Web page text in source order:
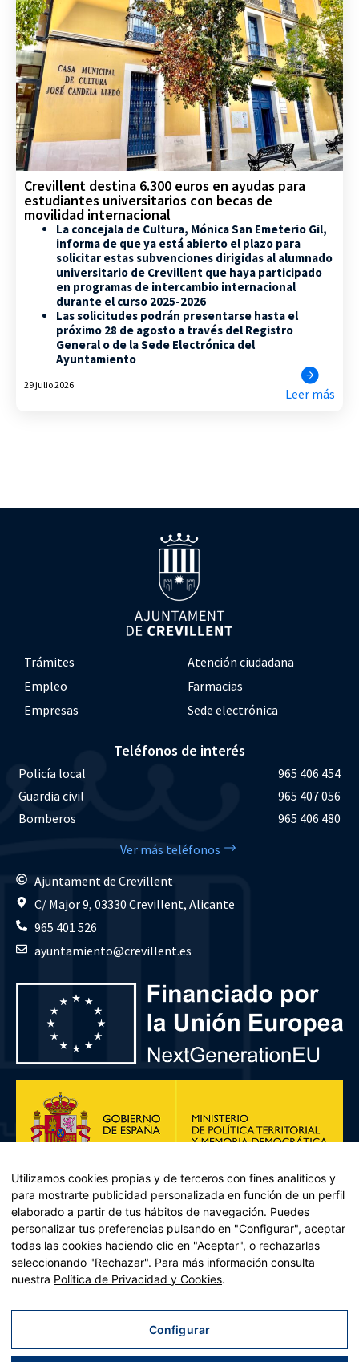
Crevillent destina 6.300 euros en ayudas para
estudiantes universitarios con becas de
movilidad internacional
La concejala de Cultura, Mónica San Emeterio Gil,
informa de que ya está abierto el plazo para
solicitar estas subvenciones dirigidas al alumnado
universitario de Crevillent que haya participado
en programas de intercambio internacional
durante el curso 2025-2026
Las solicitudes podrán presentarse hasta el
próximo 28 de agosto a través del Registro
General o de la Sede Electrónica del
Ayuntamiento
29 julio 2026
Leer más
Trámites
Atención ciudadana
Empleo
Farmacias
Empresas
Sede electrónica
Teléfonos de interés
Policía local
965 406 454
Guardia civil
965 407 056
Bomberos
965 406 480
Ver más teléfonos
Ajuntament de Crevillent
C/ Major 9, 03330 Crevillent, Alicante
965 401 526
ayuntamiento@crevillent.es
Plan de Recuperación, Transformación y Resiliencia – Financiado por
Recuperación y resiliencia, establecido por el Reglamento (UE)
2021/241 del Parlamento Europeo y del Consejo, de 12 de febrero
Utilizamos cookies propias y de terceros con fines analíticos y
para mostrarte publicidad personalizada en función de un perfil
elaborado a partir de tus hábitos de navegación. Puedes
personalizar tus preferencias pulsando en "Configurar", aceptar
todas las cookies haciendo clic en "Aceptar", o rechazarlas
seleccionando "Rechazar". Para más información consulta
nuestra Política de Privacidad y Cookies.
Configurar